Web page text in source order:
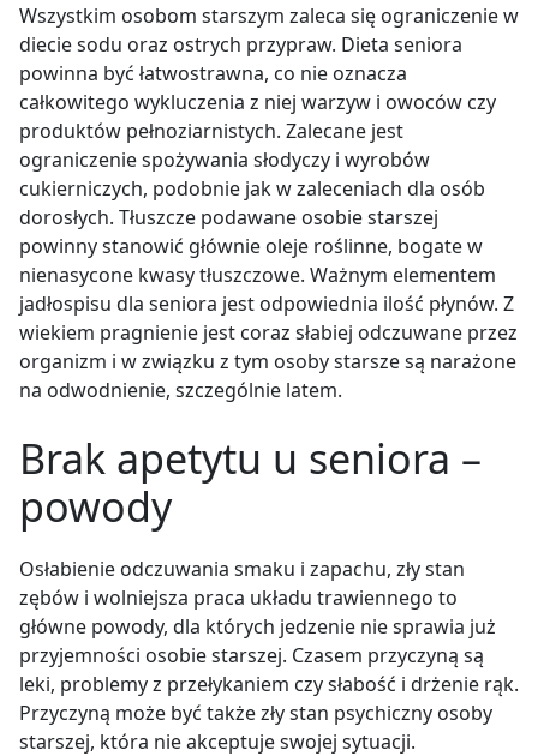
Wszystkim osobom starszym zaleca się ograniczenie w
diecie sodu oraz ostrych przypraw. Dieta seniora
powinna być łatwostrawna, co nie oznacza
całkowitego wykluczenia z niej warzyw i owoców czy
produktów pełnoziarnistych. Zalecane jest
ograniczenie spożywania słodyczy i wyrobów
cukierniczych, podobnie jak w zaleceniach dla osób
dorosłych. Tłuszcze podawane osobie starszej
powinny stanowić głównie oleje roślinne, bogate w
nienasycone kwasy tłuszczowe. Ważnym elementem
jadłospisu dla seniora jest odpowiednia ilość płynów. Z
wiekiem pragnienie jest coraz słabiej odczuwane przez
organizm i w związku z tym osoby starsze są narażone
na odwodnienie, szczególnie latem.
Brak apetytu u seniora –
powody
Osłabienie odczuwania smaku i zapachu, zły stan
zębów i wolniejsza praca układu trawiennego to
główne powody, dla których jedzenie nie sprawia już
przyjemności osobie starszej. Czasem przyczyną są
leki, problemy z przełykaniem czy słabość i drżenie rąk.
Przyczyną może być także zły stan psychiczny osoby
starszej, która nie akceptuje swojej sytuacji.